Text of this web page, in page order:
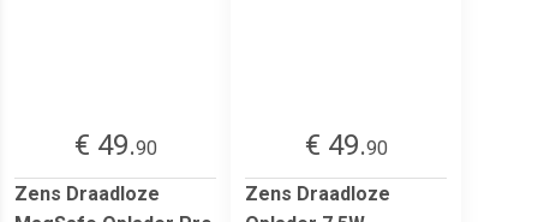
€ 49.90
Zens Draadloze
€ 49.90
Zens Draadloze